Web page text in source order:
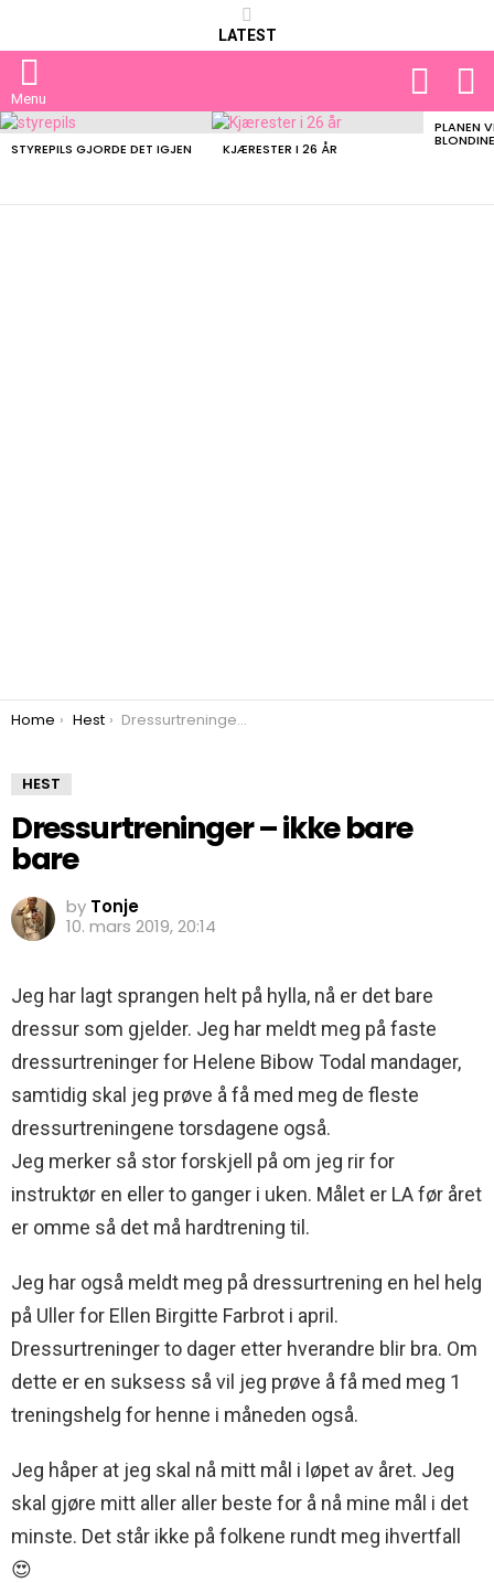
LATEST
Menu
LATEST
STYREPILS GJORDE DET IGJEN KJÆRESTER I 26 ÅR
PLANEN
You are here:
Home Hest Dressurtreninger – ikke bare bare
HEST
Dressurtreninger – ikke bare
bare
by Tonje
10. mars 2019, 20:14
Jeg har lagt sprangen helt på hylla, nå er det bare
dressur som gjelder. Jeg har meldt meg på faste
dressurtreninger for Helene Bibow Todal mandager,
samtidig skal jeg prøve å få med meg de fleste
dressurtreningene torsdagene også.
Jeg merker så stor forskjell på om jeg rir for
instruktør en eller to ganger i uken. Målet er LA før året
er omme så det må hardtrening til.
Jeg har også meldt meg på dressurtrening en hel helg
på Uller for Ellen Birgitte Farbrot i april.
Dressurtreninger to dager etter hverandre blir bra. Om
dette er en suksess så vil jeg prøve å få med meg 1
treningshelg for henne i måneden også.
Jeg håper at jeg skal nå mitt mål i løpet av året. Jeg
skal gjøre mitt aller aller beste for å nå mine mål i det
minste. Det står ikke på folkene rundt meg ihvertfall
😍